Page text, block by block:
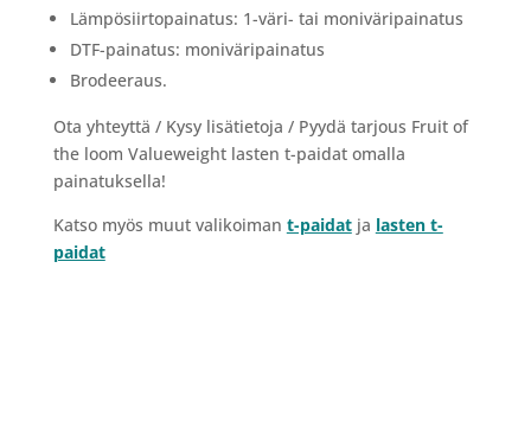
Lämpösiirtopainatus: 1-väri- tai moniväripainatus
DTF-painatus: moniväripainatus
Brodeeraus.
Ota yhteyttä / Kysy lisätietoja / Pyydä tarjous Fruit of
the loom Valueweight lasten t-paidat omalla
painatuksella!
Katso myös muut valikoiman t-paidatja lasten t-
paidat